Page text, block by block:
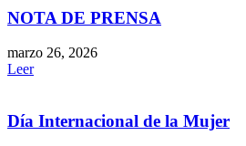
NOTA DE PRENSA
marzo 26, 2026
Leer
Día Internacional de la Mujer